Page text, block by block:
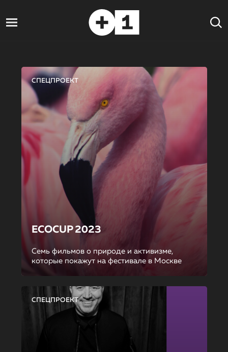
СПЕЦПРОЕКТ
ECOCUP 2023
Семь фильмов о природе и активизме,
которые покажут на фестивале в Москве
СПЕЦПРОЕКТ